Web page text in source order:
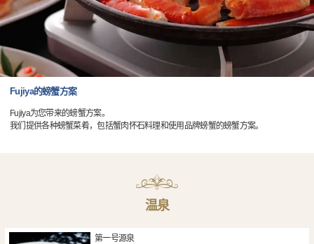
Fujiya的螃蟹方案
Fujiya为您带来的螃蟹方案。
我们提供各种螃蟹菜肴，包括蟹肉怀石料理和使用品牌螃蟹的螃蟹方案。
温泉
第一号源泉